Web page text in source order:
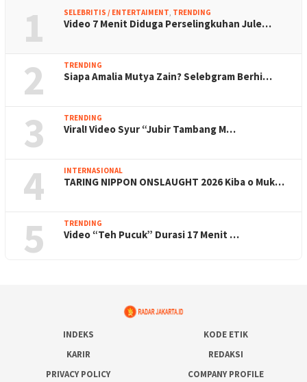
1 SELEBRITIS / ENTERTAIMENT TRENDING
Video 7 Menit Diduga Perselingkuhan Jule…
2 TRENDING
Siapa Amalia Mutya Zain? Selebgram Berhi…
3 TRENDING
Viral! Video Syur “Jubir Tambang M…
4 INTERNASIONAL
TARING NIPPON ONSLAUGHT 2026 Kiba o Muk…
5 TRENDING
Video “Teh Pucuk” Durasi 17 Menit …
INDEKS
KODE ETIK
KARIR
REDAKSI
PRIVACY POLICY
COMPANY PROFILE